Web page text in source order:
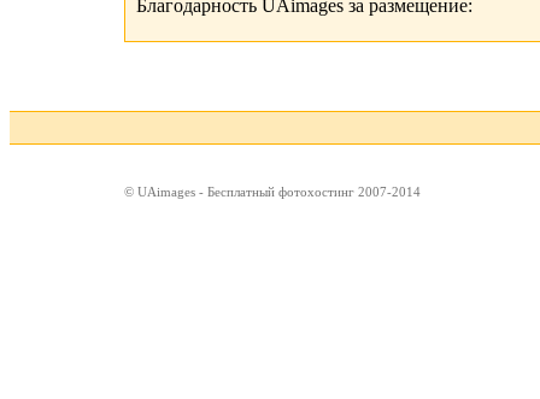
Благодарность UAimages за размещение:
© UAimages - Бесплатный фотохостинг 2007-2014